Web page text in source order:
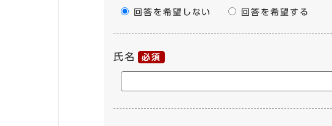
回答を希望しない 回答を希望する
氏名 必須